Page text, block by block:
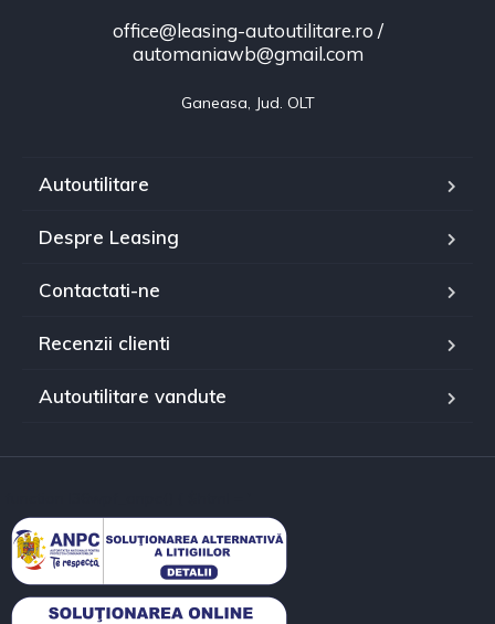
office@leasing-autoutilitare.ro /
automaniawb@gmail.com
Ganeasa, Jud. OLT
Autoutilitare
Despre Leasing
Contactati-ne
Recenzii clienti
Autoutilitare vandute